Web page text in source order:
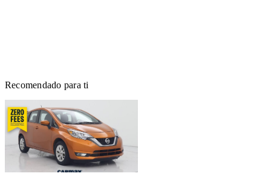
Recomendado para ti